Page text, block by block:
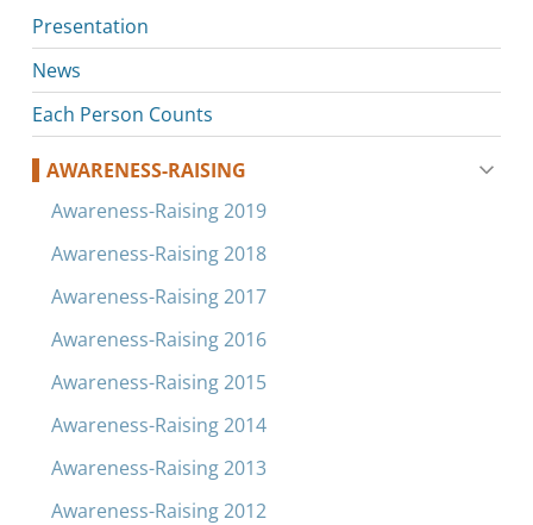
Presentation
News
Each Person Counts
AWARENESS-RAISING
Awareness-Raising 2019
Awareness-Raising 2018
Awareness-Raising 2017
Awareness-Raising 2016
Awareness-Raising 2015
Awareness-Raising 2014
Awareness-Raising 2013
Awareness-Raising 2012